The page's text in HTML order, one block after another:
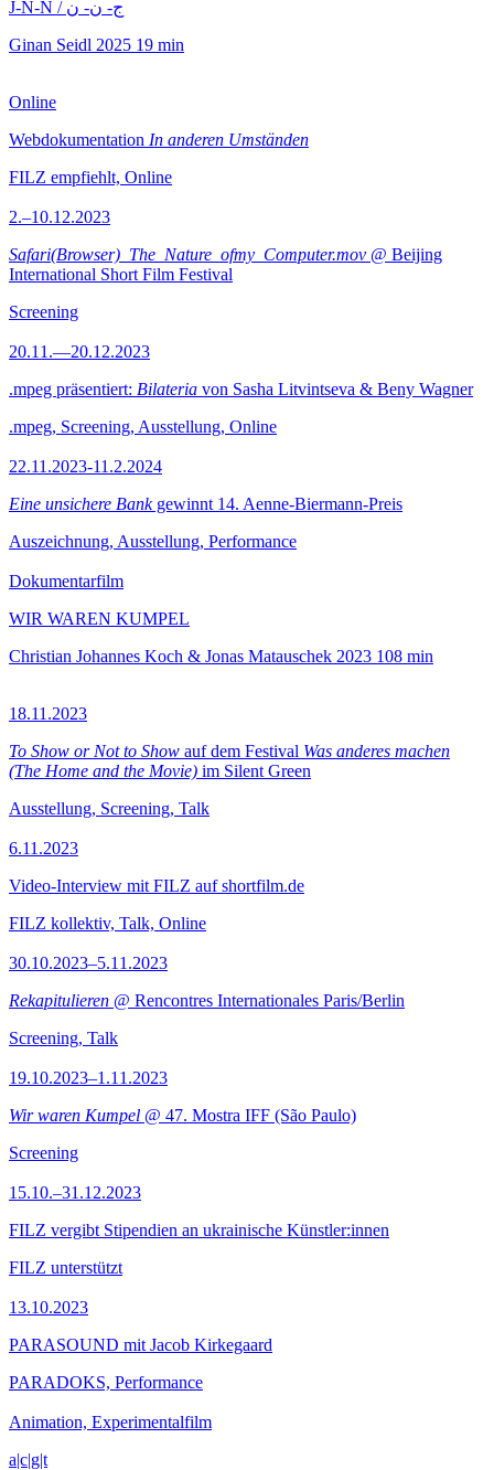
J-N-N / ج- ن- ن
Ginan Seidl 2025 19 min
Online
Webdokumentation In anderen Umständen
FILZ empfiehlt, Online
2.–10.12.2023
Safari(Browser)_The_Nature_ofmy_Computer.mov @ Beijing
International Short Film Festival
Screening
20.11.—20.12.2023
.mpeg präsentiert: Bilateria von Sasha Litvintseva & Beny Wagner
.mpeg, Screening, Ausstellung, Online
22.11.2023-11.2.2024
Eine unsichere Bankgewinnt 14. Aenne-Biermann-Preis
Auszeichnung, Ausstellung, Performance
Dokumentarfilm
WIR WAREN KUMPEL
Christian Johannes Koch & Jonas Matauschek 2023 108 min
18.11.2023
To Show or Not to Show auf dem Festival Was anderes machen
(The Home and the Movie) im Silent Green
Ausstellung, Screening, Talk
6.11.2023
Video-Interview mit FILZ auf shortfilm.de
FILZ kollektiv, Talk, Online
30.10.2023–5.11.2023
Rekapitulieren @ Rencontres Internationales Paris/Berlin
Screening, Talk
19.10.2023–1.11.2023
Wir waren Kumpel @ 47. Mostra IFF (São Paulo)
Screening
15.10.–31.12.2023
FILZ vergibt Stipendien an ukrainische Künstler:innen
FILZ unterstützt
13.10.2023
PARASOUND mit Jacob Kirkegaard
PARADOKS, Performance
Animation, Experimentalfilm
a|c|g|t